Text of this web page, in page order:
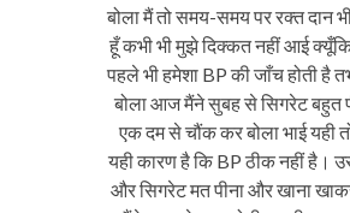
बोला मैं तो समय-समय पर रक्त दान
हूँ कभी भी मुझे दिक्कत नहीं आई
पहले भी हमेशा BP की जाँच होती है
बोला आज मैंने सुबह से सिगरेट बहुत
एक दम से चौंक कर बोला भाई यही
यही कारण है कि BP ठीक नहीं है।
और सिगरेट मत पीना और खाना